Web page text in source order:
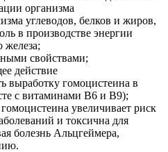
организма
углеводов, белков и жиров,
в производстве энергии
железа;
свойствами;
действие
выработку гомоцистеина в
с витаминами B6 и B9);
увеличивает риск
и токсична для
болезнь Альцгеймера,